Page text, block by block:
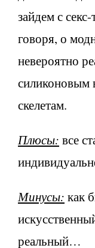
зайдем с
говоря, о
невероятно
силиконовым
скелетам.
Плюсы: все
Минусы: как
реальный…